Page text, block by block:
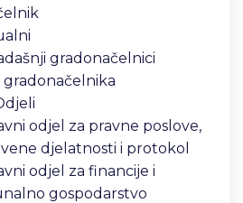
gradonačelnici
gradonačelnika
odjel za pravne poslove,
djelatnosti i protokol
odjel za financije i
gospodarstvo